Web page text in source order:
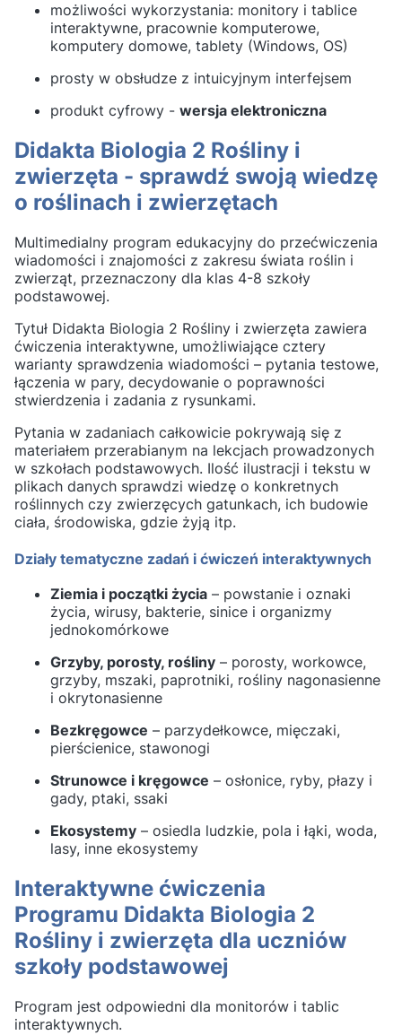
możliwości wykorzystania: monitory i tablice
interaktywne, pracownie komputerowe,
komputery domowe, tablety (Windows, OS)
prosty w obsłudze z intuicyjnym interfejsem
produkt cyfrowy - wersja elektroniczna
Didakta Biologia 2 Rośliny i
zwierzęta - sprawdź swoją wiedzę
o roślinach i zwierzętach
Multimedialny program edukacyjny do przećwiczenia
wiadomości i znajomości z zakresu świata roślin i
zwierząt, przeznaczony dla klas 4-8 szkoły
podstawowej.
Tytuł Didakta Biologia 2 Rośliny i zwierzęta zawiera
ćwiczenia interaktywne, umożliwiające cztery
warianty sprawdzenia wiadomości – pytania testowe,
łączenia w pary, decydowanie o poprawności
stwierdzenia i zadania z rysunkami.
Pytania w zadaniach całkowicie pokrywają się z
materiałem przerabianym na lekcjach prowadzonych
w szkołach podstawowych. Ilość ilustracji i tekstu w
plikach danych sprawdzi wiedzę o konkretnych
roślinnych czy zwierzęcych gatunkach, ich budowie
ciała, środowiska, gdzie żyją itp.
Działy tematyczne zadań i ćwiczeń interaktywnych
Ziemia i początki życia – powstanie i oznaki
życia, wirusy, bakterie, sinice i organizmy
jednokomórkowe
Grzyby, porosty, rośliny – porosty, workowce,
grzyby, mszaki, paprotniki, rośliny nagonasienne
i okrytonasienne
Bezkręgowce – parzydełkowce, mięczaki,
pierścienice, stawonogi
Strunowce i kręgowce – osłonice, ryby, płazy i
gady, ptaki, ssaki
Ekosystemy – osiedla ludzkie, pola i łąki, woda,
lasy, inne ekosystemy
Interaktywne ćwiczenia
Programu Didakta Biologia 2
Rośliny i zwierzęta dla uczniów
szkoły podstawowej
Program jest odpowiedni dla monitorów i tablic
interaktywnych.